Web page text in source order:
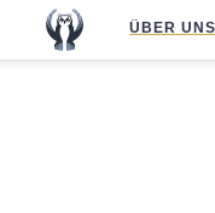
ÜBER UNS